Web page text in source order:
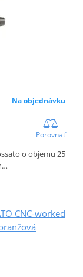
Na objednávku
Porovnať
o objemu 25
CNC-worked